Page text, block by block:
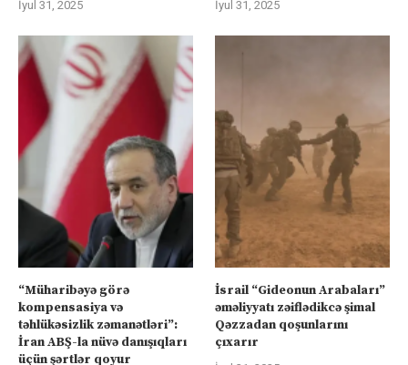
İyul 31, 2025 İyul 31, 2025
“Müharibəyə görə
kompensasiya və
təhlükəsizlik zəmanətləri”:
İran ABŞ-la nüvə danışıqları
üçün şərtlər qoyur
İsrail “Gideonun Arabaları”
əməliyyatı zəiflədikcə şimal
Qəzzadan qoşunlarını
çıxarır